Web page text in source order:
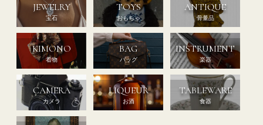
JEWELRY
宝石
TOYS
おもちゃ
ANTIQUE
骨董品
KIMONO
着物
BAG
バッグ
INSTRUMENT
楽器
CAMERA
カメラ
LIQUEUR
お酒
TABLEWARE
食器